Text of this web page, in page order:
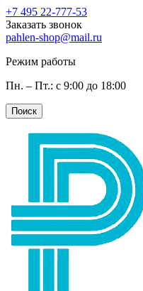
+7 495 22-777-53
Заказать звонок
pahlen-shop@mail.ru
Режим работы
Пн. – Пт.: с 9:00 до 18:00
Поиск